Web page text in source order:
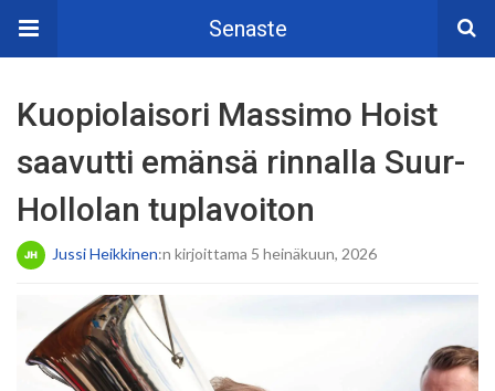
Senaste
Kuopiolaisori Massimo Hoist
saavutti emänsä rinnalla Suur-
Hollolan tuplavoiton
Jussi Heikkinen:n kirjoittama 5 heinäkuun, 2026